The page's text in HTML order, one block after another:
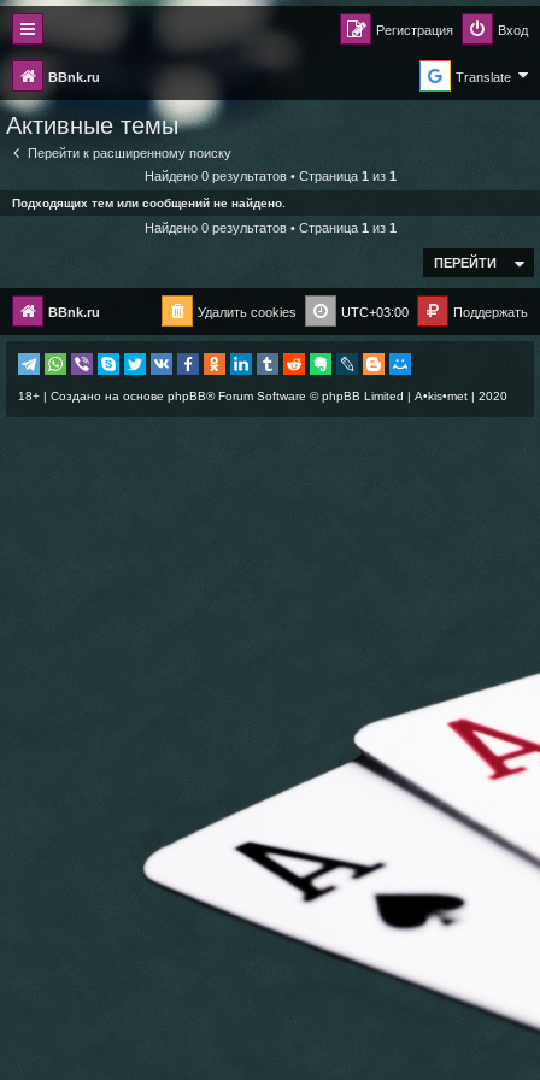
Вход
Регистрация
BBnk.ru Translate
Активные темы
Перейти к расширенному поиску
Найдено 0 результатов • Страница 1 из 1
Подходящих тем или сообщений не найдено.
Найдено 0 результатов • Страница 1 из 1
ПЕРЕЙТИ
BBnk.ru Поддержать
UTC+03:00
Удалить cookies
18+ | Создано на основе phpBB® Forum Software © phpBB Limited | A•kis•met | 2020